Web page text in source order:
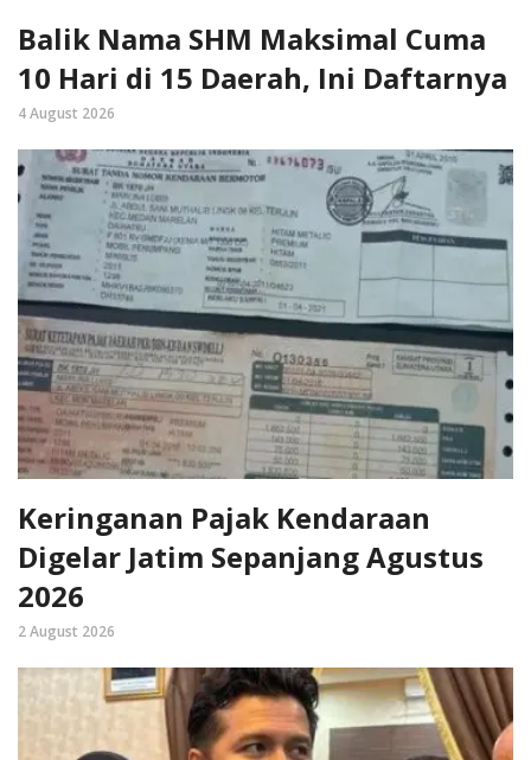
Balik Nama SHM Maksimal Cuma
10 Hari di 15 Daerah, Ini Daftarnya
4 August 2026
Keringanan Pajak Kendaraan
Digelar Jatim Sepanjang Agustus
2026
2 August 2026